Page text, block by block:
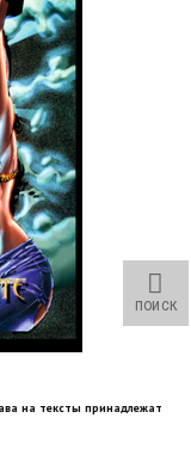
Edition
Edition
на тексты принадлежат
ПОИСК